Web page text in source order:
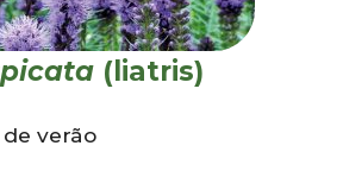
(liatris)
verão